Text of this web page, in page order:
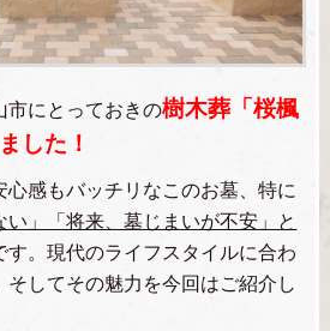
市にとっておきの樹木葬「桜楓
した！
心感もバッチリなこのお墓、特に
い」「将来、墓じまいが不安」と
す。現代のライフスタイルに合わ
してその魅力を今回はご紹介し